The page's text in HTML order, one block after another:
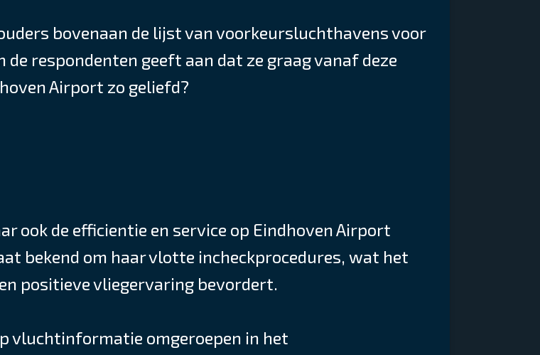
bovenaan de lijst van voorkeursluchthavens voor
respondenten geeft aan dat ze graag vanaf deze
Airport zo geliefd?
ook de efficientie en service op Eindhoven Airport
bekend om haar vlotte incheckprocedures, wat het
positieve vliegervaring bevordert.
vluchtinformatie omgeroepen in het